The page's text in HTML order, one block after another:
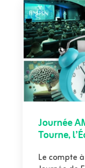
Journée
Tourne,
Le compte